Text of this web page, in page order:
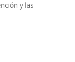
y las